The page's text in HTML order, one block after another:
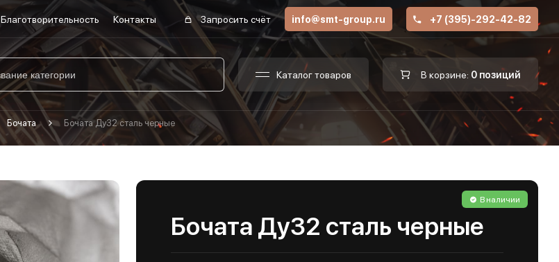
Благотворительность Контакты Запросить счёт info@smt-group.ru +7 (395)-292-42-82
Каталог товаров В корзине: 0 позиций
Бочата Бочата Ду32 сталь черные
В наличии
Бочата Ду32 сталь черные